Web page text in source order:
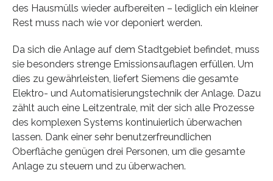
des Hausmülls wieder aufbereiten – lediglich ein kleiner
Rest muss nach wie vor deponiert werden.
Da sich die Anlage auf dem Stadtgebiet befindet, muss
sie besonders strenge Emissionsauflagen erfüllen. Um
dies zu gewährleisten, liefert Siemens die gesamte
Elektro- und Automatisierungstechnik der Anlage. Dazu
zählt auch eine Leitzentrale, mit der sich alle Prozesse
des komplexen Systems kontinuierlich überwachen
lassen. Dank einer sehr benutzerfreundlichen
Oberfläche genügen drei Personen, um die gesamte
Anlage zu steuern und zu überwachen.